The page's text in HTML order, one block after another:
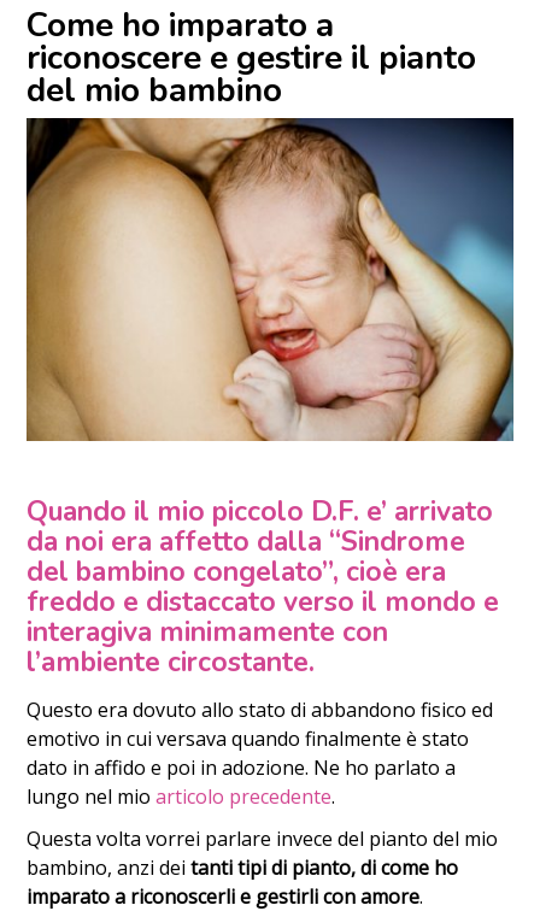
Come ho imparato a
riconoscere e gestire il pianto
del mio bambino
Quando il mio piccolo D.F. e’ arrivato
da noi era affetto dalla “Sindrome
del bambino congelato”, cioè era
freddo e distaccato verso il mondo e
interagiva minimamente con
l’ambiente circostante.
Questo era dovuto allo stato di abbandono fisico ed
emotivo in cui versava quando finalmente è stato
dato in affido e poi in adozione. Ne ho parlato a
lungo nel mioarticolo precedente.
Questa volta vorrei parlare invece del pianto del mio
bambino, anzi deitanti tipi di pianto, di come ho
imparato a riconoscerli e gestirli con amore.